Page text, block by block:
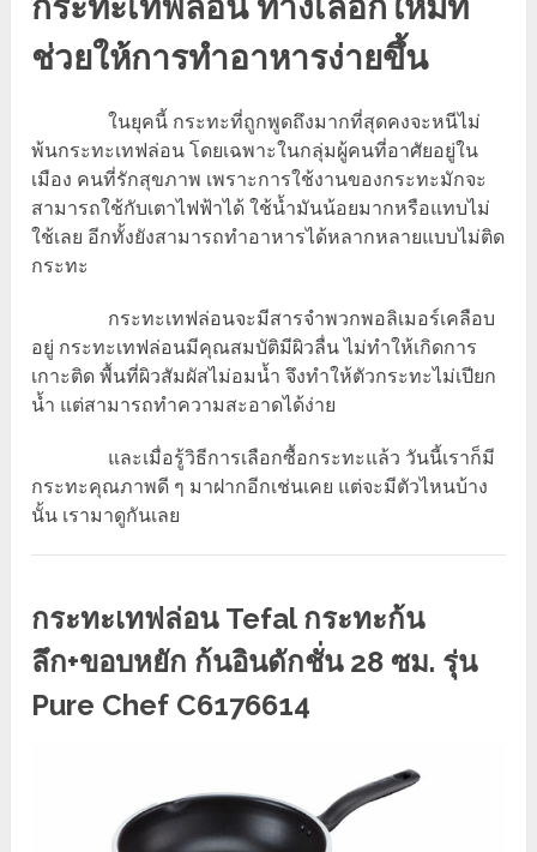
ช่วยให้การทำอาหารง่ายขึ้น
ในยุคนี้ กระทะที่ถูกพูดถึงมากที่สุดคงจะหนีไม่
พ้นกระทะเทฟล่อน โดยเฉพาะในกลุ่มผู้คนที่อาศัยอยู่ใน
เมือง คนที่รักสุขภาพ เพราะการใช้งานของกระทะมักจะ
สามารถใช้กับเตาไฟฟ้าได้ ใช้น้ำมันน้อยมากหรือแทบไม่
ใช้เลย อีกทั้งยังสามารถทำอาหารได้หลากหลายแบบไม่ติด
กระทะ
กระทะเทฟล่อนจะมีสารจำพวกพอลิเมอร์เคลือบ
อยู่ กระทะเทฟล่อนมีคุณสมบัติมีผิวลื่น ไม่ทำให้เกิดการ
เกาะติด พื้นที่ผิวสัมผัสไม่อมน้ำ จึงทำให้ตัวกระทะไม่เปียก
น้ำ แต่สามารถทำความสะอาดได้ง่าย
และเมื่อรู้วิธีการเลือกซื้อกระทะแล้ว วันนี้เราก็มี
กระทะคุณภาพดี ๆ มาฝากอีกเช่นเคย แต่จะมีตัวไหนบ้าง
นั้น เรามาดูกันเลย
กระทะเทฟล่อน Tefal กระทะก้น
ลึก+ขอบหยัก ก้นอินดักชั่น 28 ซม. รุ่น
Pure Chef C6176614